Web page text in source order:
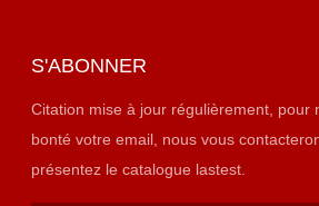
S'ABONNER
Citation mise à jour régulièrement, pour
bonté votre email, nous vous
présentez le catalogue lastest.